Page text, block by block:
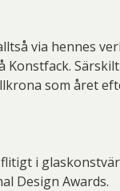
via hennes
som året
i
Design Awards.